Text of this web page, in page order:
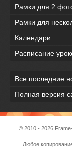
Рамки для 2
Рамки для
Календари
Расписание
Все последние
Полная версия
© 2010 - 2026
Любое